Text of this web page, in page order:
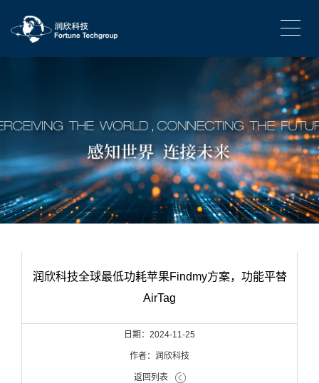
润欣科技全球最低功耗苹果Findmy方案，功能平替
AirTag
日期：2024-11-25
作者：润欣科技
返回列表